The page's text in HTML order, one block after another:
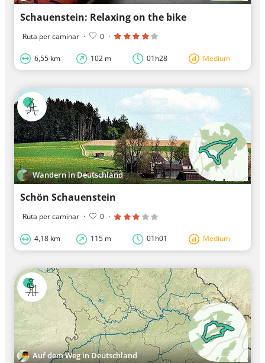
Schauenstein: Relaxing on the bike
Ruta per caminar · 0 ·
6,55 km 102 m 01h28 Medium
Wandern in Deutschland
Schön Schauenstein
Ruta per caminar · 0 ·
4,18 km 115 m 01h01 Medium
Auf dem Weg in Deutschland